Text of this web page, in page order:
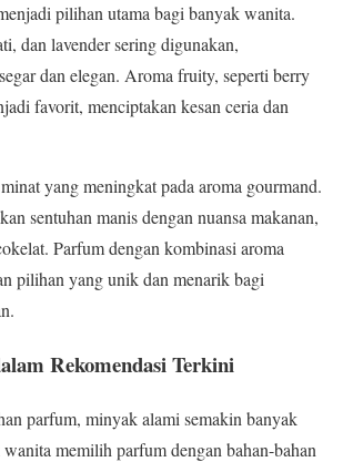
pilihan utama bagi banyak wanita.
dan lavender sering digunakan,
dan elegan. Aroma fruity, seperti berry
favorit, menciptakan kesan ceria dan
yang meningkat pada aroma gourmand.
sentuhan manis dengan nuansa makanan,
Parfum dengan kombinasi aroma
pilihan yang unik dan menarik bagi
Rekomendasi Terkini
parfum, minyak alami semakin banyak
memilih parfum dengan bahan-bahan